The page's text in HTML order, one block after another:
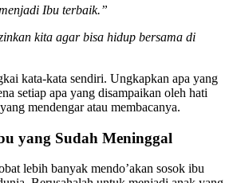
Ibu terbaik.”
kita agar bisa hidup bersama di
kata-kata sendiri. Ungkapkan apa yang
setiap apa yang disampaikan oleh hati
mendengar atau membacanya.
yang Sudah Meninggal
lebih banyak mendo’akan sosok ibu